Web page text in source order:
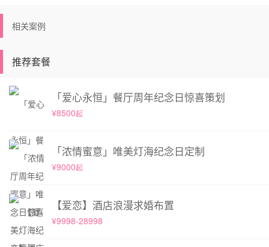
相关案例
推荐套餐
「爱心永恒」餐厅周年纪念日惊喜策划
¥8500起
「浓情蜜意」唯美灯海纪念日定制
¥9000起
【爱恋】酒店浪漫求婚布置
¥9998-28998